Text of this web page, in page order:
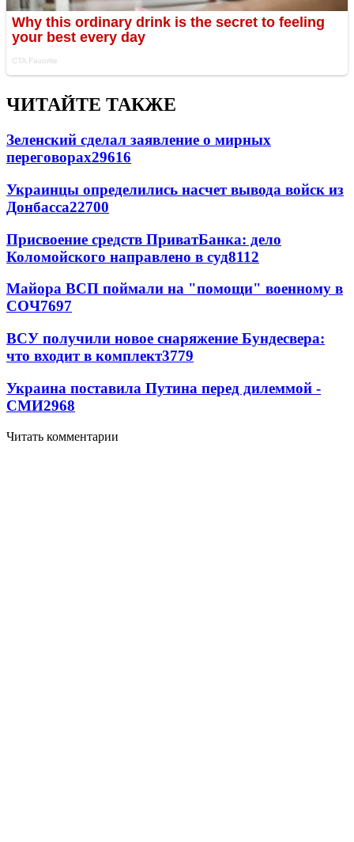
ЧИТАЙТЕ ТАКЖЕ
Зеленский сделал заявление о мирных
переговорах29616
Украинцы определились насчет вывода войск из
Донбасса22700
Присвоение средств ПриватБанка: дело
Коломойского направлено в суд8112
Майора ВСП поймали на "помощи" военному в
СОЧ7697
ВСУ получили новое снаряжение Бундесвера:
что входит в комплект3779
Украина поставила Путина перед дилеммой -
СМИ2968
Читать комментарии